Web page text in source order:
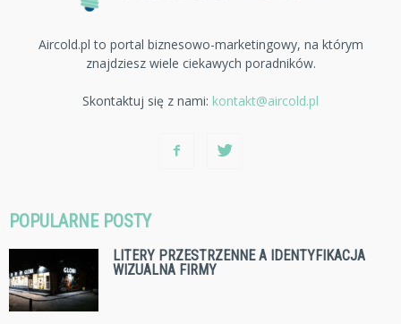
Aircold.pl to portal biznesowo-marketingowy, na którym
znajdziesz wiele ciekawych poradników.
Skontaktuj się z nami: kontakt@aircold.pl
POPULARNE POSTY
LITERY PRZESTRZENNE A IDENTYFIKACJA
WIZUALNA FIRMY